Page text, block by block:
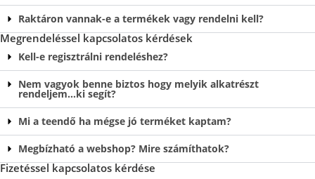
Raktáron vannak-e a termékek vagy rendelni kell?
Megrendeléssel kapcsolatos kérdések
Kell-e regisztrálni rendeléshez?
Nem vagyok benne biztos hogy melyik alkatrészt
rendeljem…ki segít?
Mi a teendő ha mégse jó terméket kaptam?
Megbízható a webshop? Mire számíthatok?
Fizetéssel kapcsolatos kérdése